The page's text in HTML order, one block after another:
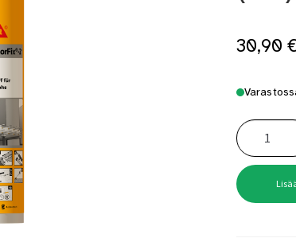
kuivat lauteet? Näin saat saunan puupinnat taas
30,90
Sika
AnchorFix-
2+
(AB)
300
ml
määrä